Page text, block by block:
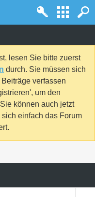
lesen Sie bitte zuerst
durch. Sie müssen sich
verfassen
um den
können auch jetzt
einfach das Forum